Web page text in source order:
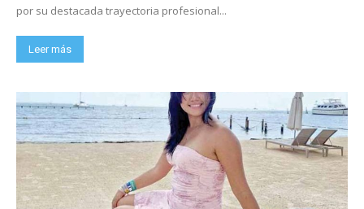
por su destacada trayectoria profesional...
Leer más